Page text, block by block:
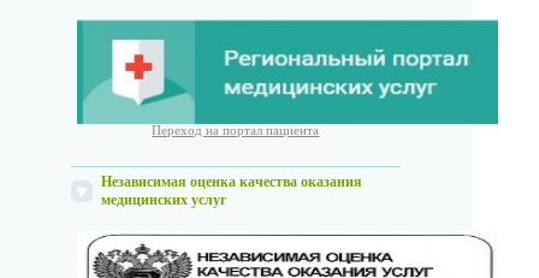
Переход на портал пациента
Независимая оценка качества оказания
медицинских услуг